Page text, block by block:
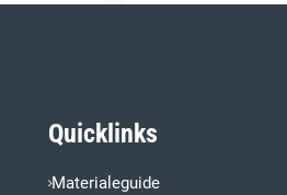
Quicklinks
Materialeguide